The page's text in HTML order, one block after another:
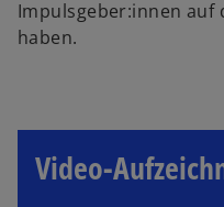
Impulsgeber:innen auf
haben.
Video-